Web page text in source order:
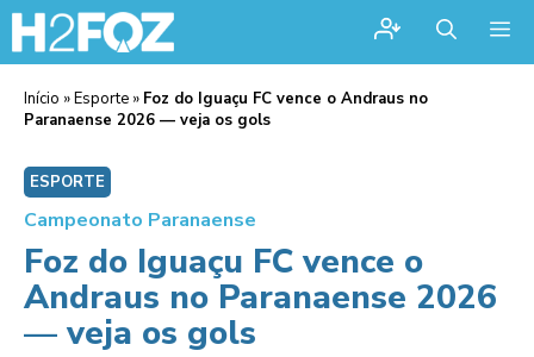
Início »Esporte » Foz do Iguaçu FC vence o Andraus no
Paranaense 2026 — veja os gols
ESPORTE
Campeonato Paranaense
Foz do Iguaçu FC vence o
Andraus no Paranaense 2026
— veja os gols